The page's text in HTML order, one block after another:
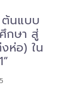
นแบบ
กษา สู่
ห่อ) ใน